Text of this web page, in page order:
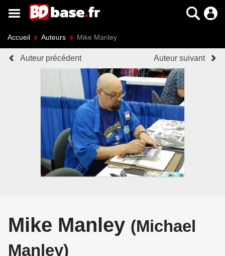
Accueil Auteurs Mike Manley
Auteur précédent Auteur suivant
Mike Manley (Michael
Manley)